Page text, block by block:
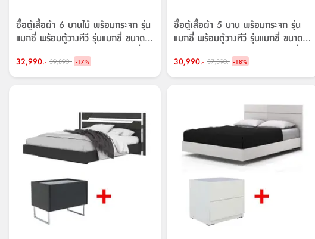
ซื้อตู้เสื้อผ้า 6 บานไม้ พร้อมกระจก รุ่น
แมกซี่ พร้อมตู้วางทีวี รุ่นแมกซี่ ขนาด
200 ซม. หรือตู้ไซด์บอร์ด รุ่นแมกซี่
ขนาด 150 ซม. ราคาพิเศษ!
32,990.- 39,890.- -17%
ซื้อตู้เสื้อผ้า 5 บาน พร้อมกระจก รุ่น
แมกซี่ พร้อมตู้วางทีวี รุ่นแมกซี่ ขนาด
200 ซม. หรือตู้ไซด์บอร์ด รุ่นแมกซี่
ขนาด 150 ซม. ราคาพิเศษ!
30,990.- 37,890.- -18%